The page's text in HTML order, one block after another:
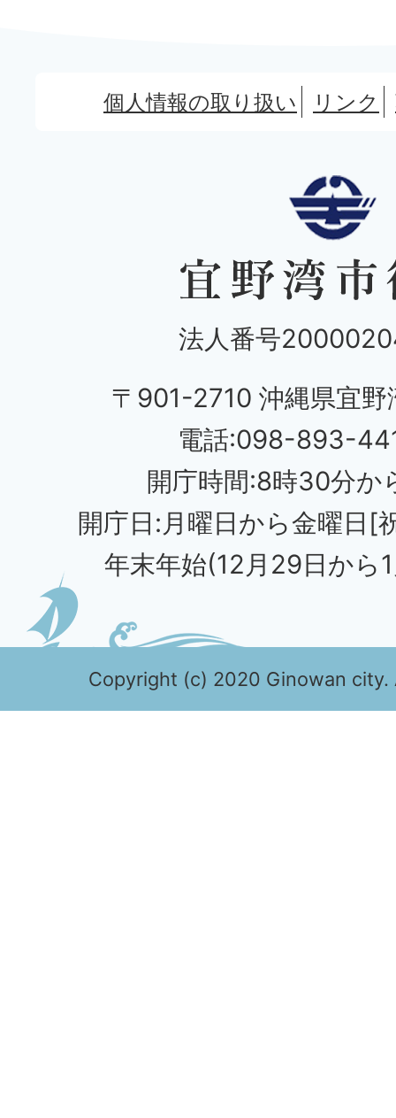
個人情報の取り扱い リンク
法人番号
〒901-2710 沖縄県宜野
電話:098-893-
開庁時間:8時30分か
開庁日:月曜日から金曜日[
年末年始(12月29日から
Copyright (c) 2020 Ginowan city.